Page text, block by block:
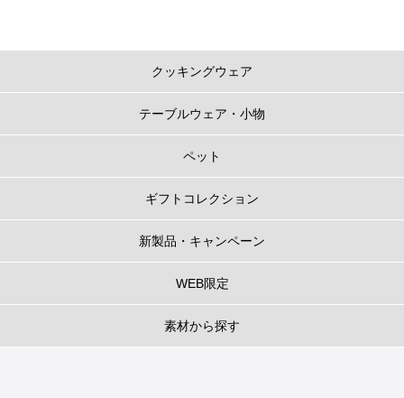
クッキングウェア
テーブルウェア・小物
ペット
ギフトコレクション
新製品・キャンペーン
WEB限定
素材から探す